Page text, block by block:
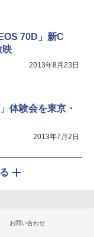
70D」新C
映
2013年8月23日
体験会を東京・
2013年7月2日
お問い合わせ